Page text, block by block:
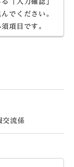
でください。
項目です。
流係